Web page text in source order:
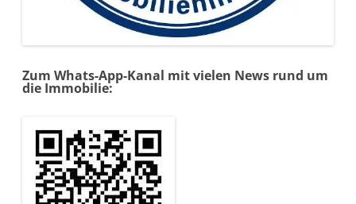
Zum Whats-App-Kanal mit vielen News rund um
die Immobilie: